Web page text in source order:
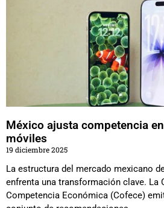
México ajusta competencia
móviles
19 diciembre 2025
La estructura del mercado mexicano
enfrenta una transformación clave. La
Competencia Económica (Cofece)